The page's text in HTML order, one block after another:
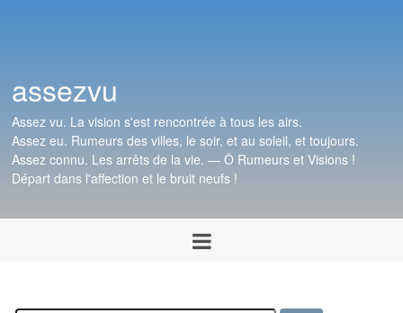
assezvu
Assez vu. La vision s'est rencontrée à tous les airs.
Assez eu. Rumeurs des villes, le soir, et au soleil, et toujours.
Assez connu. Les arrêts de la vie. — Ô Rumeurs et Visions !
Départ dans l'affection et le bruit neufs !